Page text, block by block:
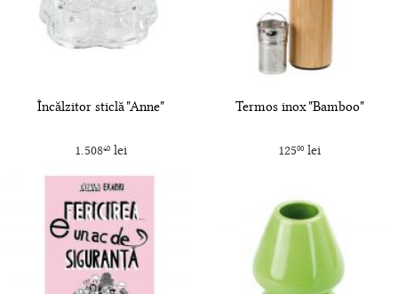
Încălzitor sticlă "Anne"
1.50840lei
Termos inox "Bamboo"
12500 lei